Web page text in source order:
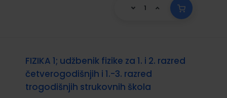
FIZIKA 1; udžbenik fizike za 1. i 2. razred
četverogodišnjih i 1.-3. razred
trogodišnjih strukovnih škola